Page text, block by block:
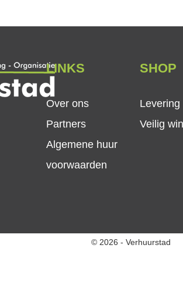
LINKS
Over ons
Partners
Algemene huur
voorwaarden
SHOP
Levering
Veilig
© 2026 - Verhuurstad